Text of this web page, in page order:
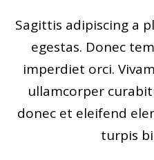
Sagittis adipiscing a
egestas. Donec
imperdiet orci.
ullamcorper
donec et eleifend
turpis